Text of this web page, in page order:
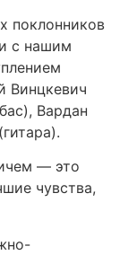
поклонников
с нашим
Винцкевич
Вардан
— это
чувства,